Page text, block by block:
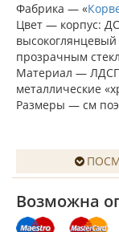
Фабрика — «
Цвет — корпус:
прозрачным
Материал —
металлические
Размеры — см
Возможна